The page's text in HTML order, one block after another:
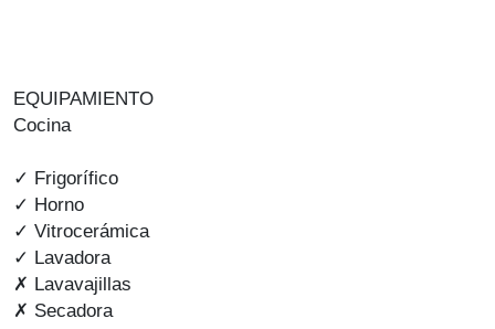
EQUIPAMIENTO
Cocina
✓ Frigorífico
✓ Horno
✓ Vitrocerámica
✓ Lavadora
✗ Lavavajillas
✗ Secadora